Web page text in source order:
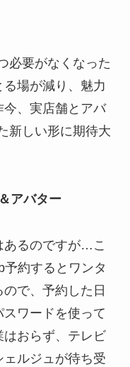
必要がなくなった
場が減り、魅力
今、実店舗とアバ
新しい形に期待大
アバター
あるのですが…こ
約するとワンタ
で、予約した日
ワードを使って
はおらず、テレビ
ルジュが待ち受